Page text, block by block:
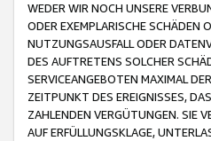
WEDER WIR NOCH UNSERE
ODER EXEMPLARISCHE SCHÄDEN
NUTZUNGSAUSFALL ODER
DES AUFTRETENS SOLCHER
SERVICEANGEBOTEN MAXIMAL
ZEITPUNKT DES EREIGNISSES,
ZAHLENDEN VERGÜTUNGEN. SIE
AUF ERFÜLLUNGSKLAGE,